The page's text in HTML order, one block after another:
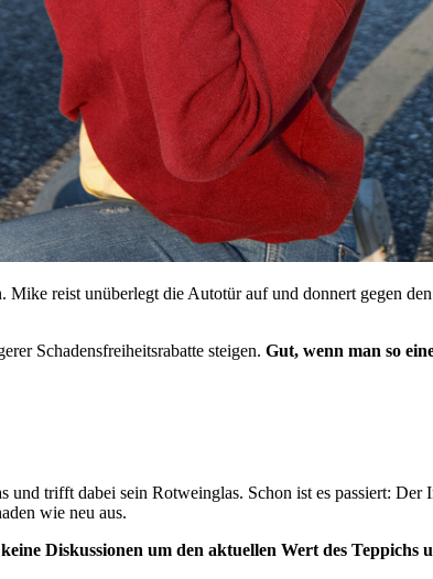
reist unüberlegt die Autotür auf und donnert gegen
Schadensfreiheitsrabatte steigen. Gut, wenn man so
trifft dabei sein Rotweinglas. Schon ist es passiert: Der
wie neu aus.
Diskussionen um den aktuellen Wert des Teppichs